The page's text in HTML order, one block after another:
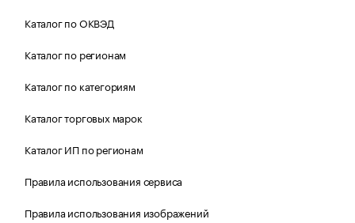
Каталог по ОКВЭД
Каталог по регионам
Каталог по категориям
Каталог торговых марок
Каталог ИП по регионам
Правила использования сервиса
Правила использования изображений